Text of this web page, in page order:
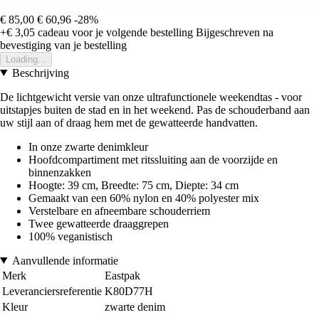
€ 85,00 € 60,96 -28%
+€ 3,05 cadeau voor je volgende bestelling Bijgeschreven na
bevestiging van je bestelling
Loading...
Beschrijving
De lichtgewicht versie van onze ultrafunctionele weekendtas - voor
uitstapjes buiten de stad en in het weekend. Pas de schouderband aan
uw stijl aan of draag hem met de gewatteerde handvatten.
In onze zwarte denimkleur
Hoofdcompartiment met ritssluiting aan de voorzijde en
binnenzakken
Hoogte: 39 cm, Breedte: 75 cm, Diepte: 34 cm
Gemaakt van een 60% nylon en 40% polyester mix
Verstelbare en afneembare schouderriem
Twee gewatteerde draaggrepen
100% veganistisch
Aanvullende informatie
Merk
Eastpak
Leveranciersreferentie K80D77H
Kleur
zwarte denim